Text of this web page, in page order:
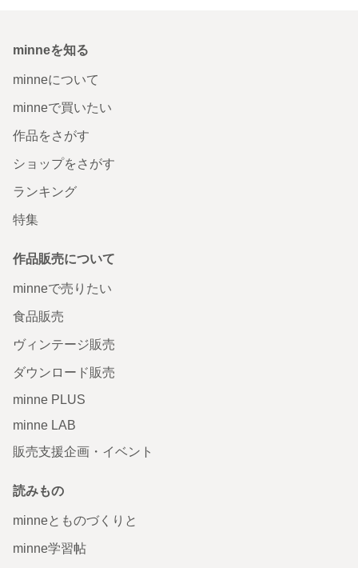
minneを知る
minneについて
minneで買いたい
作品をさがす
ショップをさがす
ランキング
特集
作品販売について
minneで売りたい
食品販売
ヴィンテージ販売
ダウンロード販売
minne PLUS
minne LAB
販売支援企画・イベント
読みもの
minneとものづくりと
minne学習帖